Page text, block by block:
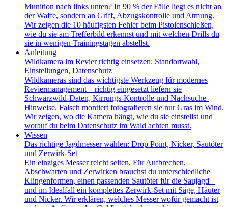
Munition nach links unten? In 90 % der Fälle liegt es nicht an
der Waffe, sondern an Griff, Abzugskontrolle und Atmung.
Wir zeigen die 10 häufigsten Fehler beim Pistolenschießen,
wie du sie am Trefferbild erkennst und mit welchen Drills du
sie in wenigen Trainingstagen abstellst.
Anleitung
Wildkamera im Revier richtig einsetzen: Standortwahl,
Einstellungen, Datenschutz
Wildkameras sind das wichtigste Werkzeug für modernes
Reviermanagement – richtig eingesetzt liefern sie
Schwarzwild-Daten, Kirrungs-Kontrolle und Nachsuche-
Hinweise. Falsch montiert fotografieren sie nur Gras im Wind.
Wir zeigen, wo die Kamera hängt, wie du sie einstellst und
worauf du beim Datenschutz im Wald achten musst.
Wissen
Das richtige Jagdmesser wählen: Drop Point, Nicker, Sautöter
und Zerwirk-Set
Ein einziges Messer reicht selten. Für Aufbrechen,
Abschwarten und Zerwirken brauchst du unterschiedliche
Klingenformen, einen passenden Sautöter für die Saujagd –
und im Idealfall ein komplettes Zerwirk-Set mit Säge, Häuter
und Nicker. Wir erklären, welches Messer wofür gemacht ist